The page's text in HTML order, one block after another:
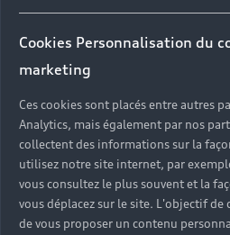
Cookies Personnalisation du
marketing
Ces cookies sont placés entre autres
Analytics, mais également par nos
collectent des informations sur la
utilisez notre site internet, par
vous consultez le plus souvent et la
vous déplacez sur le site. L'objectif de
de vous proposer un contenu